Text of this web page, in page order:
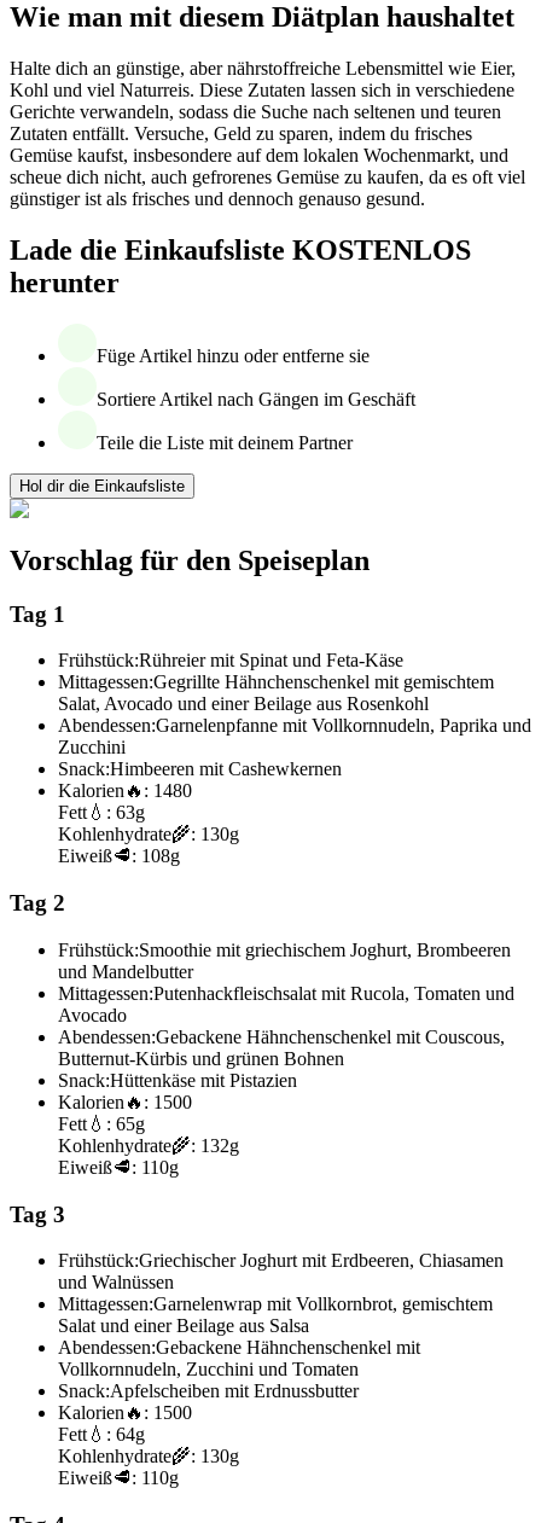
Wie man mit diesem Diätplan haushaltet
Halte dich an günstige, aber nährstoffreiche Lebensmittel wie Eier,
Kohl und viel Naturreis. Diese Zutaten lassen sich in verschiedene
Gerichte verwandeln, sodass die Suche nach seltenen und teuren
Zutaten entfällt. Versuche, Geld zu sparen, indem du frisches
Gemüse kaufst, insbesondere auf dem lokalen Wochenmarkt, und
scheue dich nicht, auch gefrorenes Gemüse zu kaufen, da es oft viel
günstiger ist als frisches und dennoch genauso gesund.
Lade die Einkaufsliste KOSTENLOS
herunter
Füge Artikel hinzu oder entferne sie
Sortiere Artikel nach Gängen im Geschäft
Teile die Liste mit deinem Partner
Hol dir die Einkaufsliste
Vorschlag für den Speiseplan
Tag 1
Frühstück:Rühreier mit Spinat und Feta-Käse
Mittagessen:Gegrillte Hähnchenschenkel mit gemischtem
Salat, Avocado und einer Beilage aus Rosenkohl
Abendessen:Garnelenpfanne mit Vollkornnudeln, Paprika und
Zucchini
Snack:Himbeeren mit Cashewkernen
Kalorien 🔥: 1480
Fett 💧: 63g
Kohlenhydrate🌾: 130g
Eiweiß🥩: 108g
Tag 2
Frühstück:Smoothie mit griechischem Joghurt, Brombeeren
und Mandelbutter
Mittagessen:Putenhackfleischsalat mit Rucola, Tomaten und
Avocado
Abendessen:Gebackene Hähnchenschenkel mit Couscous,
Butternut-Kürbis und grünen Bohnen
Snack:Hüttenkäse mit Pistazien
Kalorien 🔥: 1500
Fett 💧: 65g
Kohlenhydrate🌾: 132g
Eiweiß🥩: 110g
Tag 3
Frühstück:Griechischer Joghurt mit Erdbeeren, Chiasamen
und Walnüssen
Mittagessen:Garnelenwrap mit Vollkornbrot, gemischtem
Salat und einer Beilage aus Salsa
Abendessen:Gebackene Hähnchenschenkel mit
Vollkornnudeln, Zucchini und Tomaten
Snack:Apfelscheiben mit Erdnussbutter
Kalorien 🔥: 1500
Fett 💧: 64g
Kohlenhydrate🌾: 130g
Eiweiß🥩: 110g